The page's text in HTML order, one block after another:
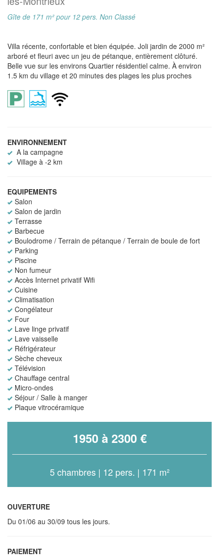
Gîte de 171 m² pour 12 pers. Non Classé
Villa récente, confortable et bien équipée. Joli jardin de 2000 m²
arboré et fleuri avec un jeu de pétanque, entièrement clôturé.
Belle vue sur les environs Quartier résidentiel calme. À environ
1.5 km du village et 20 minutes des plages les plus proches
ENVIRONNEMENT
A la campagne
Village à -2 km
EQUIPEMENTS
Salon
Salon de jardin
Terrasse
Barbecue
Boulodrome / Terrain de pétanque / Terrain de boule de fort
Parking
Piscine
Non fumeur
Accès Internet privatif Wifi
Cuisine
Climatisation
Congélateur
Four
Lave linge privatif
Lave vaisselle
Réfrigérateur
Sèche cheveux
Télévision
Chauffage central
Micro-ondes
Séjour / Salle à manger
Plaque vitrocéramique
1950 à 2300 €
5 chambres | 12 pers. | 171 m²
OUVERTURE
Du 01/06 au 30/09 tous les jours.
PAIEMENT